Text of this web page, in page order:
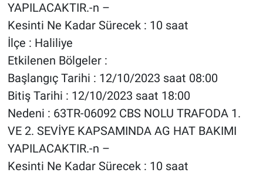
YAPILACAKTIR.-n –
Kesinti Ne Kadar Sürecek : 10 saat
İlçe : Haliliye
Etkilenen Bölgeler :
Başlangıç Tarihi : 12/10/2023 saat 08:00
Bitiş Tarihi : 12/10/2023 saat 18:00
Nedeni : 63TR-06092 CBS NOLU TRAFODA 1.
VE 2. SEVİYE KAPSAMINDA AG HAT BAKIMI
YAPILACAKTIR.-n –
Kesinti Ne Kadar Sürecek : 10 saat